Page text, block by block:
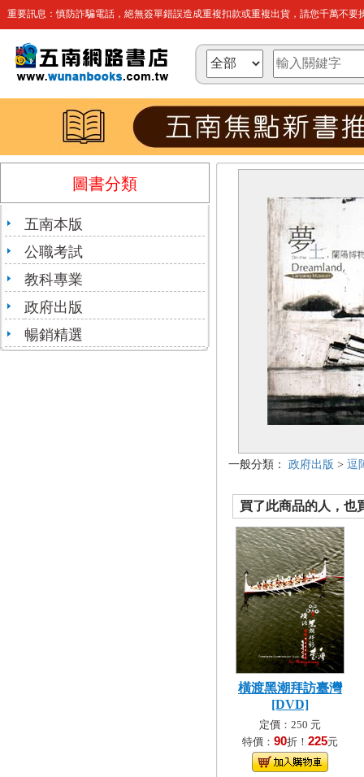
重要訊息：慎防詐騙電話，絕無簽單錯誤造成重複扣款或重複出貨，請您千萬不要
圖書分類
五南本版
公職考試
教科專業
政府出版
暢銷精選
一般分類： 政府出版 > 逗
買了此商品的人，也
橫渡黑潮拜訪臺灣
[DVD]
定價：250 元
特價： 90折！ 225元